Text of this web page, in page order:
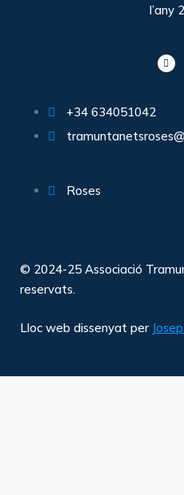
l’any
+34 634051042
Roses
© 2024-25 Associació
reservats.
Lloc web dissenyat per